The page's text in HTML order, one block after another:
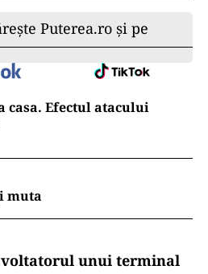
Puterea.ro și pe
casa. Efectul atacului
muta
unui terminal